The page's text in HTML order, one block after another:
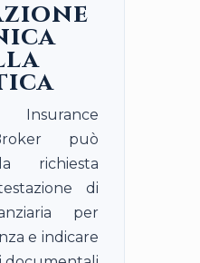
può
richiesta
di
per
e indicare